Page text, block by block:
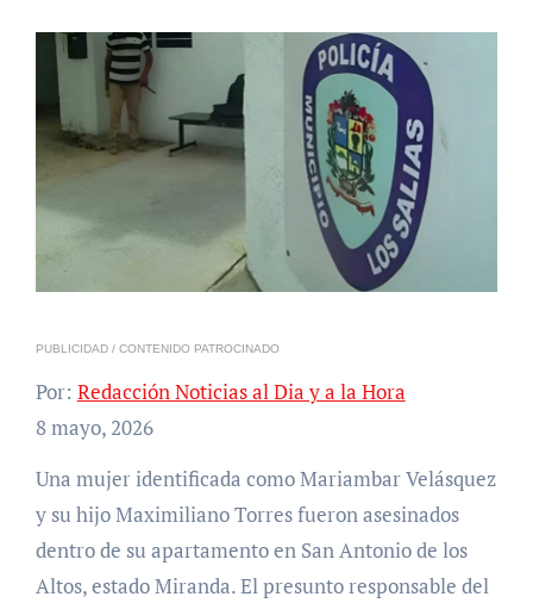
PUBLICIDAD / CONTENIDO PATROCINADO
Por: Redacción Noticias al Dia y a la Hora
8 mayo, 2026
Una mujer identificada como Mariambar Velásquez
y su hijo Maximiliano Torres fueron asesinados
dentro de su apartamento en San Antonio de los
Altos, estado Miranda. El presunto responsable del